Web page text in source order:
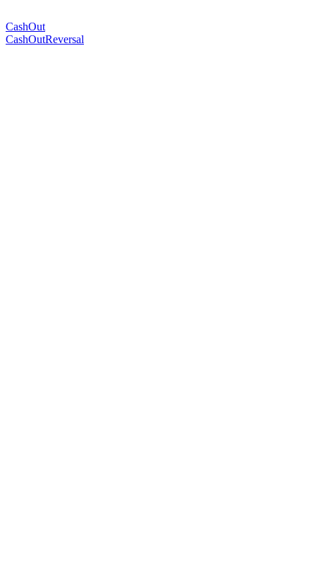
CashOut
CashOutReversal